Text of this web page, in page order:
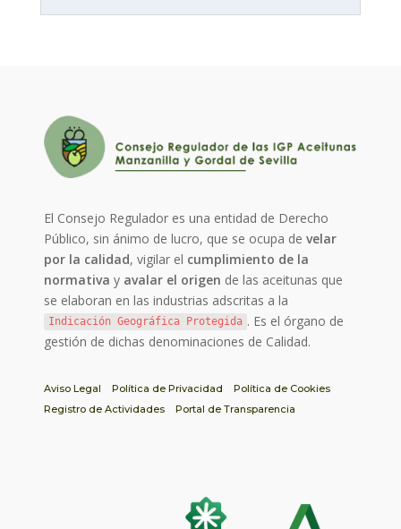
El Consejo Regulador es una entidad de Derecho
Público, sin ánimo de lucro, que se ocupa develar
por la calidad, vigilar el cumplimiento de la
normativa y avalar el origen de las aceitunas que
se elaboran en las industrias adscritas a la
Indicación Geográfica Protegida . Es el órgano de
gestión de dichas denominaciones de Calidad.
Aviso Legal Política de Privacidad
Política de Cookies
Registro de Actividades
Portal de Transparencia